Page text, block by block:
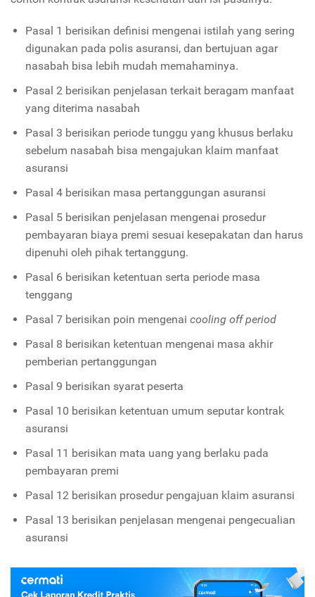
Pasal 1 berisikan definisi mengenai istilah yang sering
digunakan pada polis asuransi, dan bertujuan agar
nasabah bisa lebih mudah memahaminya.
Pasal 2 berisikan penjelasan terkait beragam manfaat
yang diterima nasabah
Pasal 3 berisikan periode tunggu yang khusus berlaku
sebelum nasabah bisa mengajukan klaim manfaat
asuransi
Pasal 4 berisikan masa pertanggungan asuransi
Pasal 5 berisikan penjelasan mengenai prosedur
pembayaran biaya premi sesuai kesepakatan dan harus
dipenuhi oleh pihak tertanggung.
Pasal 6 berisikan ketentuan serta periode masa
tenggang
Pasal 7 berisikan poin mengenai cooling off period
Pasal 8 berisikan ketentuan mengenai masa akhir
pemberian pertanggungan
Pasal 9 berisikan syarat peserta
Pasal 10 berisikan ketentuan umum seputar kontrak
asuransi
Pasal 11 berisikan mata uang yang berlaku pada
pembayaran premi
Pasal 12 berisikan prosedur pengajuan klaim asuransi
Pasal 13 berisikan penjelasan mengenai pengecualian
asuransi